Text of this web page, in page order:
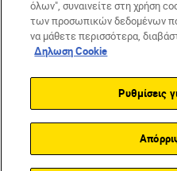
Όροι Χρήσης
Δήλωση
© 2026 Nikon
όλων", συναινείτε στη χρήση
των προσωπικών δεδομένων
να μάθετε περισσότερα,
Δηλωση Cookie
Ρυθμίσεις